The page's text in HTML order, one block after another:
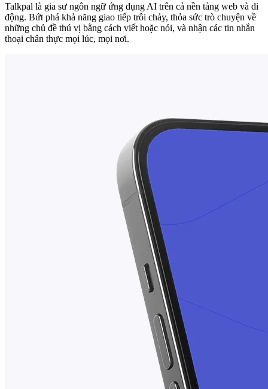
Talkpal là gia sư ngôn ngữ ứng dụng AI trên cả nền tảng web và di
động. Bứt phá khả năng giao tiếp trôi chảy, thỏa sức trò chuyện về
những chủ đề thú vị bằng cách viết hoặc nói, và nhận các tin nhắn
thoại chân thực mọi lúc, mọi nơi.